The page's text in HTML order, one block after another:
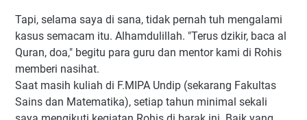
Tapi, selama saya di sana, tidak pernah tuh mengalami
kasus semacam itu. Alhamdulillah. "Terus dzikir, baca al
Quran, doa," begitu para guru dan mentor kami di Rohis
memberi nasihat.
Saat masih kuliah di F.MIPA Undip (sekarang Fakultas
Sains dan Matematika), setiap tahun minimal sekali